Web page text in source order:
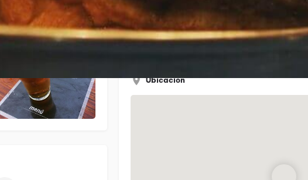
Ciudad Autónoma de Buenos Aires
Ubicación